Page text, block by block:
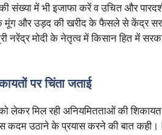
संख्या में भी इजाफा करें व उचित और
मूंग और उड़द की खरीद के फैसले से केंद्र
नरेंद्र मोदी के नेतृत्व में किसान हित में
पर चिंता जताई
लेकर मिल रही अनियमितताओं की
कदम उठाने के प्रयास करने की बात